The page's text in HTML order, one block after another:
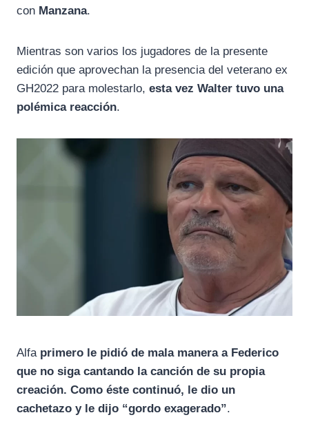
con Manzana.
Mientras son varios los jugadores de la presente
edición que aprovechan la presencia del veterano ex
GH2022 para molestarlo, esta vez Walter tuvo una
polémica reacción.
Alfa primero le pidió de mala manera a Federico
que no siga cantando la canción de su propia
creación. Como éste continuó, le dio un
cachetazo y le dijo “gordo exagerado”.